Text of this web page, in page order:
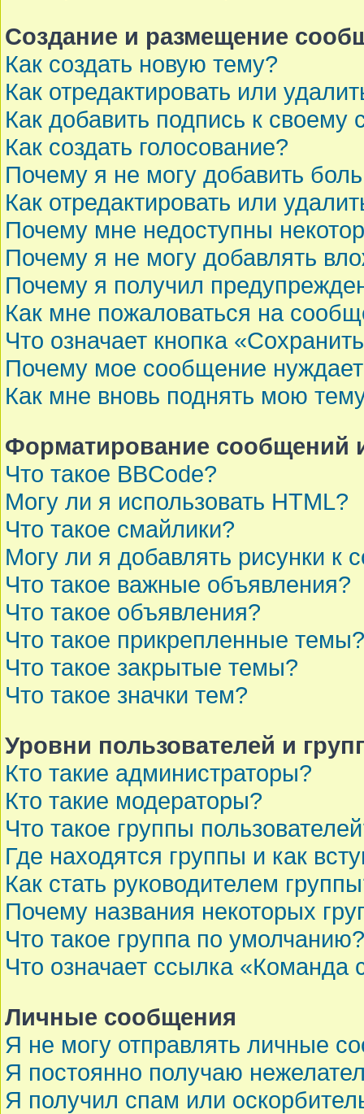
Создание и размещение
Как создать новую тему?
Как отредактировать или
Как добавить подпись к
Как создать голосование?
Почему я не могу добавить
Как отредактировать или
Почему мне недоступны
Почему я не могу добавлять
Почему я получил
Как мне пожаловаться на
Что означает кнопка
Почему мое сообщение
Как мне вновь поднять мою
Форматирование сообщений
Что такое BBCode?
Могу ли я использовать HTML?
Что такое смайлики?
Могу ли я добавлять рисунки к
Что такое важные объявления?
Что такое объявления?
Что такое прикрепленные темы?
Что такое закрытые темы?
Что такое значки тем?
Уровни пользователей и
Кто такие администраторы?
Кто такие модераторы?
Что такое группы
Где находятся группы и как
Как стать руководителем
Почему названия некоторых
Что такое группа по умолчанию?
Что означает ссылка «Команда
Личные сообщения
Я не могу отправлять личные
Я постоянно получаю
Я получил спам или